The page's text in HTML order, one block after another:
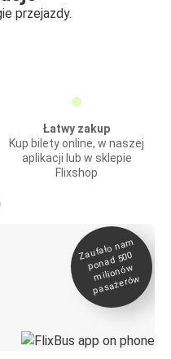
przejazdy.
Łatwy zakup
Kup bilety online, w naszej
aplikacji lub w sklepie
Flixshop
Zaufało na
m
ponad 500
milionó
w
pasażeró
w